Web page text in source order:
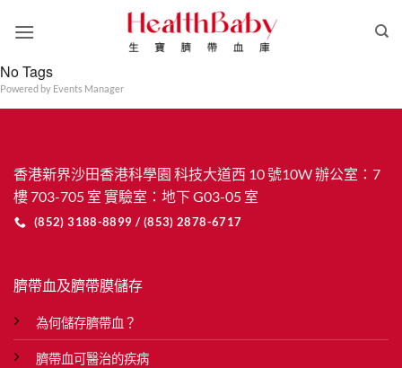
No Tags
Powered by Events Manager
香港新界沙田香港科學園 科技大道西 10 號10W 辦公室：7
樓 703-705 室 實驗室：地下 G03-05 室
(852) 3188-8899 / (853) 2878-6717
臍帶血及臍帶膜儲存
為何儲存臍帶血？
臍帶血可醫治的疾病